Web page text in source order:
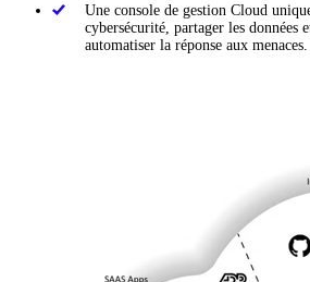
Une console de gestion Cloud
cybersécurité, partager les données
automatiser la réponse aux menaces.